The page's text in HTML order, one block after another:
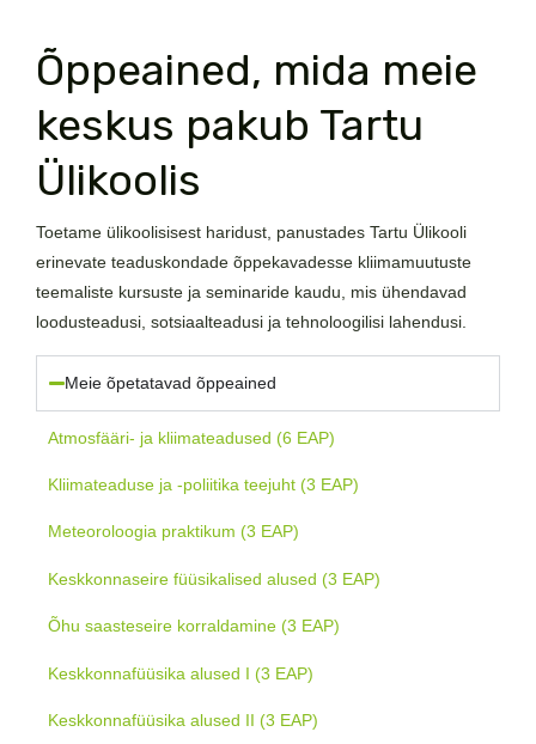
Õppeained, mida meie
keskus pakub Tartu
Ülikoolis
Toetame ülikoolisisest haridust, panustades Tartu Ülikooli
erinevate teaduskondade õppekavadesse kliimamuutuste
teemaliste kursuste ja seminaride kaudu, mis ühendavad
loodusteadusi, sotsiaalteadusi ja tehnoloogilisi lahendusi.
Meie õpetatavad õppeained
Atmosfääri- ja kliimateadused (6 EAP)
Kliimateaduse ja -poliitika teejuht (3 EAP)
Meteoroloogia praktikum (3 EAP)
Keskkonnaseire füüsikalised alused (3 EAP)
Õhu saasteseire korraldamine (3 EAP)
Keskkonnafüüsika alused I (3 EAP)
Keskkonnafüüsika alused II (3 EAP)